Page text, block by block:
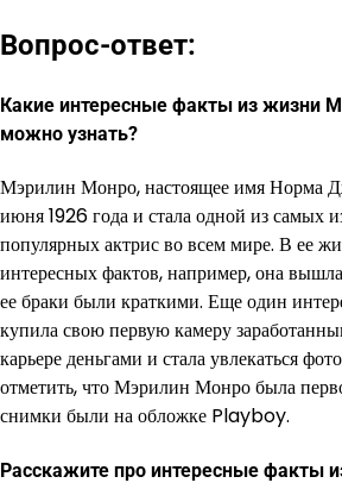
Вопрос-ответ:
Какие интересные факты из жизни
можно узнать?
Мэрилин Монро, настоящее имя Норма
июня 1926 года и стала одной из самых
популярных актрис во всем мире. В ее
интересных фактов, например, она
ее браки были краткими. Еще один
купила свою первую камеру
карьере деньгами и стала увлекаться
отметить, что Мэрилин Монро была
снимки были на обложке Playboy.
Расскажите про интересные факты